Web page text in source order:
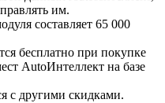
им.
составляет 65 000
бесплатно при покупке
AutoИнтеллект на базе
с другими скидками.